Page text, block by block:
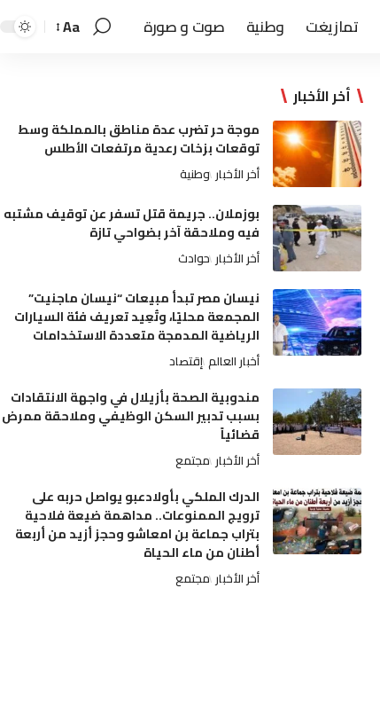
تمازيغت وطنية صوت و صورة Aa
أخر الأخبار
موجة حر تضرب عدة مناطق بالمملكة وسط
توقعات بزخات رعدية مرتفعات الأطلس
أخر الأخبار وطنية
بوزملان.. جريمة قتل تسفر عن توقيف مشتبه
فيه وملاحقة آخر بضواحي تازة
أخر الأخبار حوادث
نيسان مصر تبدأ مبيعات “نيسان ماجنيت”
المجمعة محليًا، وتُعِيد تعريف فئة السيارات
الرياضية المدمجة متعددة الاستخدامات
أخبار العالم إقتصاد
مندوبية الصحة بأزيلال في واجهة الانتقادات
بسبب تدبير السكن الوظيفي وملاحقة ممرض
قضائياً
أخر الأخبار مجتمع
الدرك الملكي بأولادعبو يواصل حربه على
ترويج الممنوعات.. مداهمة ضيعة فلاحية
بتراب جماعة بن امعاشو وحجز أزيد من أربعة
أطنان من ماء الحياة
أخر الأخبار مجتمع